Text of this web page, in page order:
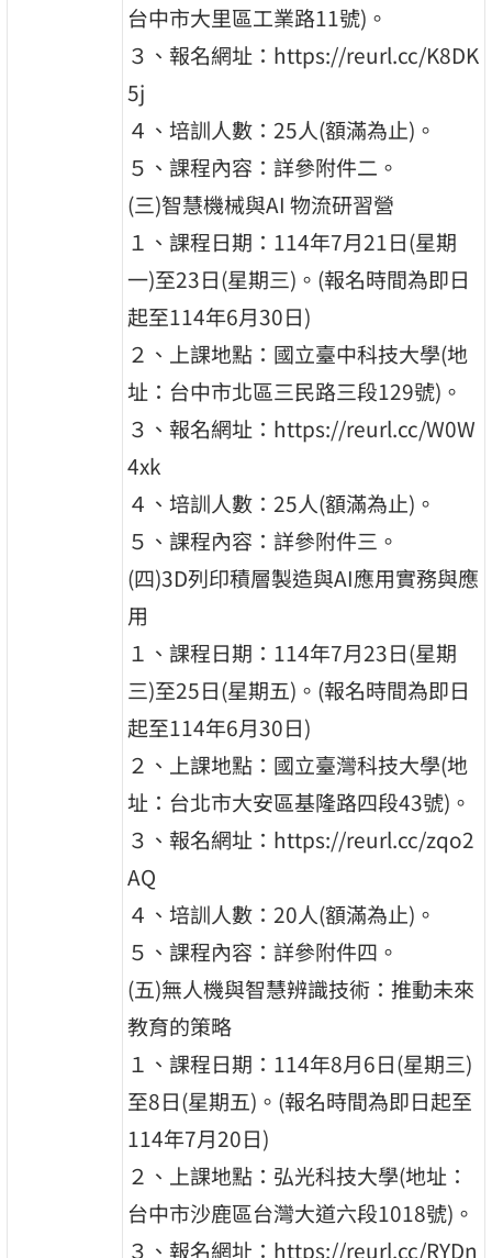
台中市大里區工業路11號)。
３、報名網址：https://reurl.cc/K8DK
5j
４、培訓人數：25人(額滿為止)。
５、課程內容：詳參附件二。
(三)智慧機械與AI 物流研習營
１、課程日期：114年7月21日(星期
一)至23日(星期三)。(報名時間為即日
起至114年6月30日)
２、上課地點：國立臺中科技大學(地
址：台中市北區三民路三段129號)。
３、報名網址：https://reurl.cc/W0W
4xk
４、培訓人數：25人(額滿為止)。
５、課程內容：詳參附件三。
(四)3D列印積層製造與AI應用實務與應
用
１、課程日期：114年7月23日(星期
三)至25日(星期五)。(報名時間為即日
起至114年6月30日)
２、上課地點：國立臺灣科技大學(地
址：台北市大安區基隆路四段43號)。
３、報名網址：https://reurl.cc/zqo2
AQ
４、培訓人數：20人(額滿為止)。
５、課程內容：詳參附件四。
(五)無人機與智慧辨識技術：推動未來
教育的策略
１、課程日期：114年8月6日(星期三)
至8日(星期五)。(報名時間為即日起至
114年7月20日)
２、上課地點：弘光科技大學(地址：
台中市沙鹿區台灣大道六段1018號)。
３、報名網址：https://reurl.cc/RYDn